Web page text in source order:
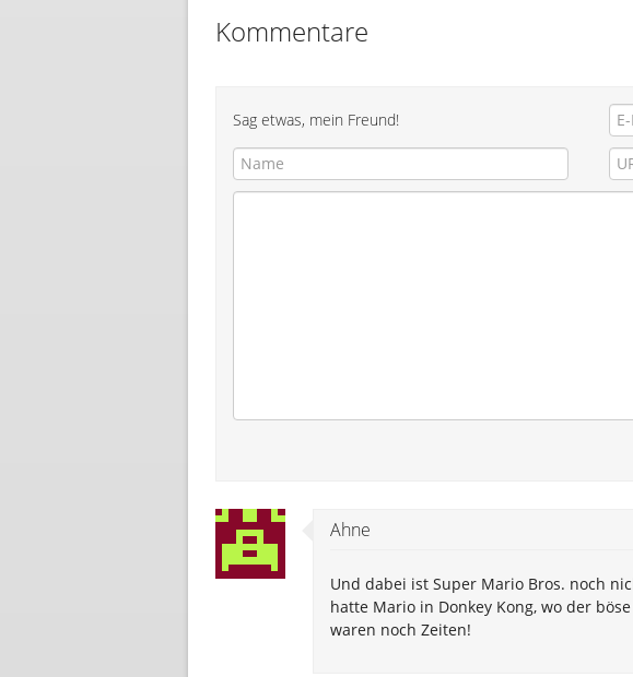
Kommentare
Sag etwas, mein Freund!
Ahne
Und dabei ist Super Mario Bros. noch
hatte Mario in Donkey Kong, wo der
waren noch Zeiten!